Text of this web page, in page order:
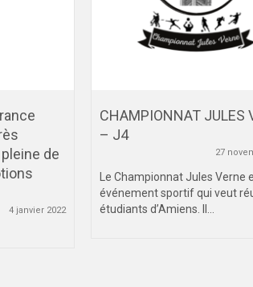
de
4 janvier 2022
CHAMPIONNAT JULES
– J4
27
Le Championnat Jules Verne
événement sportif qui veut
étudiants d’Amiens. Il...